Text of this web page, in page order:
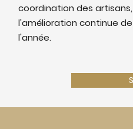
coordination des
l'amélioration continue
l'année.